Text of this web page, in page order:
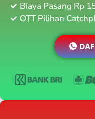
Biaya Pasang Rp
OTT Pilihan